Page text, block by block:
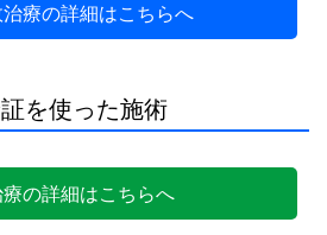
療の詳細はこちらへ
を使った施術
の詳細はこちらへ